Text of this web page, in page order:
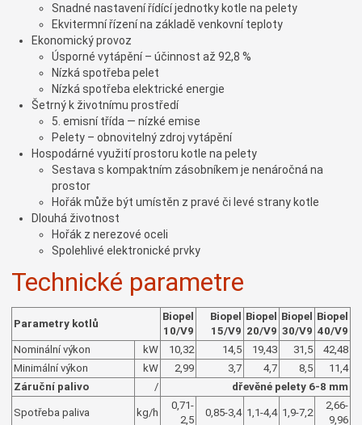
Snadné nastavení řídící jednotky kotle na pelety
Ekvitermní řízení na základě venkovní teploty
Ekonomický provoz
Úsporné vytápění – účinnost až 92,8 %
Nízká spotřeba pelet
Nízká spotřeba elektrické energie
Šetrný k životnímu prostředí
5. emisní třída — nízké emise
Pelety – obnovitelný zdroj vytápění
Hospodárné využití prostoru kotle na pelety
Sestava s kompaktním zásobníkem je nenáročná na
prostor
Hořák může být umístěn z pravé či levé strany kotle
Dlouhá životnost
Hořák z nerezové oceli
Spolehlivé elektronické prvky
Technické parametre
Parametry kotlů
Biopel
10/V9
Biopel
15/V9
Biopel
20/V9
Biopel
30/V9
Biopel
40/V9
Nominální výkon
kW 10,32 14,5 19,43 31,5
42,48
Minimální výkon
kW 2,99 3,7 4,7 8,5
11,4
Záruční palivo
/ dřevěné pelety 6-8 mm
Spotřeba paliva kg/h
0,71-
2,5
0,85-3,4 1,1-4,4 1,9-7,2
2,66-
9,96